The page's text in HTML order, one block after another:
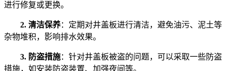
进行修复或更换。
2. 清洁保养：定期对井盖板进行清洁，避免油污、泥土等
杂物堆积，影响排水效果。
3. 防盗措施：针对井盖板被盗的问题，可以采取一些防盗
措施，如安装防盗装置、加强夜间等。